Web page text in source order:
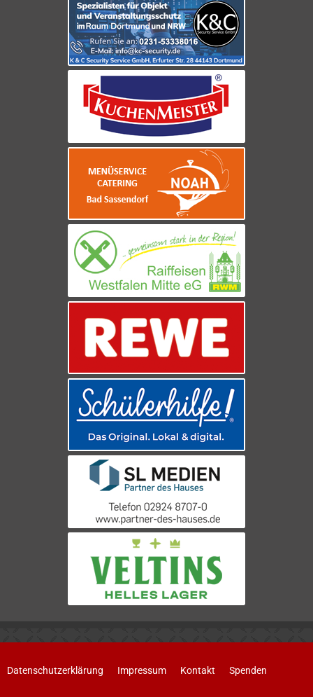
Datenschutzerklärung Impressum Kontakt Spenden